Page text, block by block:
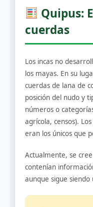
Quipus:
cuerdas
Los incas no
los mayas. En su
cuerdas de lana de
posición del nudo y
números o
agrícola, censos).
eran los únicos que
Actualmente, se
contenían
aunque sigue siendo